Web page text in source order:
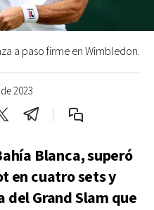
2023
a paso firme en Wimbledon.
Blanca, superó
en cuatro sets y
del Grand Slam que